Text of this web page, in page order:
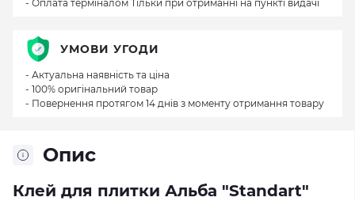
Опис
Клей для плитки Альба "Standart"
- Оплата терміналом Тільки при отриманні на пункті видачі
УМОВИ УГОДИ
- Актуальна наявність та ціна
- 100% оригінальний товар
- Повернення протягом 14 днів з моменту отримання товару